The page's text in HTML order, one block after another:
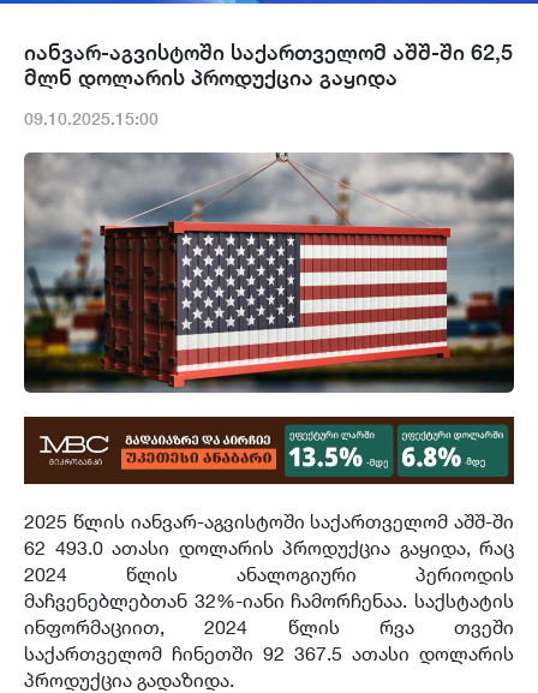
იანვარ-აგვისტოში საქართველომ აშშ-ში 62,5
მლნ დოლარის პროდუქცია გაყიდა
09.10.2025.15:00
2025 წლის იანვარ-აგვისტოში საქართველომ აშშ-ში
62 493.0 ათასი დოლარის პროდუქცია გაყიდა, რაც
2024 წლის ანალოგიური პერიოდის
მაჩვენებლებთან 32%-იანი ჩამორჩენაა. საქსტატის
ინფორმაციით, 2024 წლის რვა თვეში
საქართველომ ჩინეთში 92 367.5 ათასი დოლარის
პროდუქცია გადაზიდა.